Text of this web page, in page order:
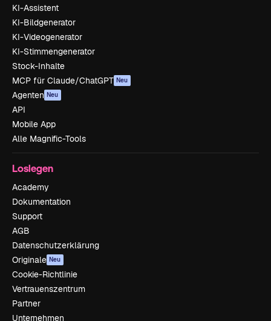
KI-Assistent
KI-Bildgenerator
KI-Videogenerator
KI-Stimmengenerator
Stock-Inhalte
MCP für Claude/ChatGPT Neu
Agenten Neu
API
Mobile App
Alle Magnific-Tools
Loslegen
Academy
Dokumentation
Support
AGB
Datenschutzerklärung
Originale Neu
Cookie-Richtlinie
Vertrauenszentrum
Partner
Unternehmen